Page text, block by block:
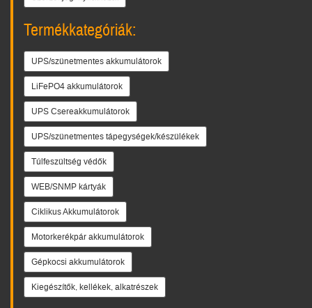
Termékkategóriák:
UPS/szünetmentes akkumulátorok
LiFePO4 akkumulátorok
UPS Csereakkumulátorok
UPS/szünetmentes tápegységek/készülékek
Túlfeszültség védők
WEB/SNMP kártyák
Ciklikus Akkumulátorok
Motorkerékpár akkumulátorok
Gépkocsi akkumulátorok
Kiegészítők, kellékek, alkatrészek